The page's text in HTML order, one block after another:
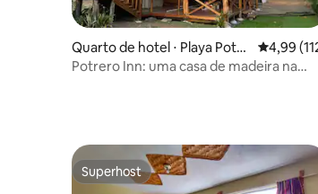
Quarto de hotel ⋅ Playa Potre
ro, Costa Rica
4,99 de
4,99
Potrero Inn: uma casa de madeira na
Superhost
Superhost